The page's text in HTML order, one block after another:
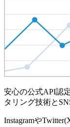
安心の公式API認
タリング技術と
Instagramや